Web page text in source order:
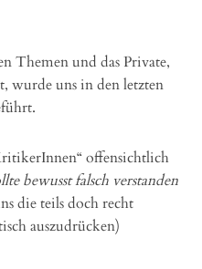
Themen und das Private,
wurde uns in den letzten
offensichtlich
bewusst falsch verstanden
die teils doch recht
auszudrücken)